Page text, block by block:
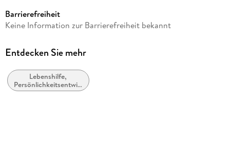
Verlag/Hersteller
Produktart
Abbildungen
pro Monat zwei Seiten, 16-seitiges Registerheft A-Z
Barrierefreiheit
Keine Information zur Barrierefreiheit bekannt
Entdecken Sie mehr
Lebenshilfe,
Persönlichkeitsentwicklung
und praktische Tipps